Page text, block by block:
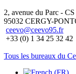
2, avenue du Parc -
95032 CERGY-
ceevo@ceevo95.fr
+33 (0) 1 34 25 32 42
Tous les bureaux du